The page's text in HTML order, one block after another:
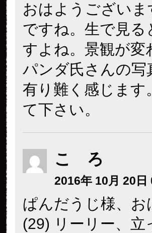
おはようござい
ですね。生で見
すよね。景観が変
パンダ氏さんの
有り難く感じます
て下さい。
こ ろ
2016年 10月 20日
ぱんだうじ様、
(29) リーリー、